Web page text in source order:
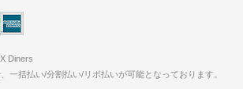
Diners
一括払い/分割払い/リボ払いが可能となっております。